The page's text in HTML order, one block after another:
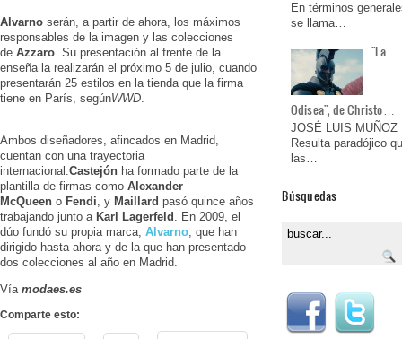
Alvarno serán, a partir de ahora, los máximos
responsables de la imagen y las colecciones
de Azzaro . Su presentación al frente de la
enseña la realizarán el próximo 5 de julio, cuando
presentarán 25 estilos en la tienda que la firma
tiene en París, segúnWWD
Ambos diseñadores, afincados en Madrid,
cuentan con una trayectoria
internacional. Castejón ha formado parte de la
plantilla de firmas como Alexander
McQueen o Fendi , y Maillard pasó quince años
trabajando junto a Karl Lagerfeld . En 2009, el
dúo fundó su propia marca, Alvarno , que han
dirigido hasta ahora y de la que han presentado
dos colecciones al año en Madrid.
Vía modaes.es
Comparte esto:
En términos
se llama…
"La
Odisea", de Christo…
JOSÉ LUIS MUÑOZ
Resulta paradójico
las…
Búsquedas